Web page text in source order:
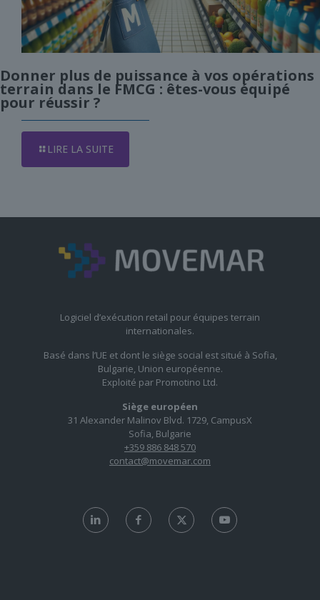
Donner plus de puissance à vos opérations
terrain dans le FMCG : êtes-vous équipé
pour réussir ?
LIRE LA SUITE
Logiciel d’exécution retail pour équipes terrain
internationales.
Basé dans l’UE et dont le siège social est situé à Sofia,
Bulgarie, Union européenne.
Exploité par Promotino Ltd.
Siège européen
31 Alexander Malinov Blvd. 1729, CampusX
Sofia, Bulgarie
+359 886 848 570
contact@movemar.com